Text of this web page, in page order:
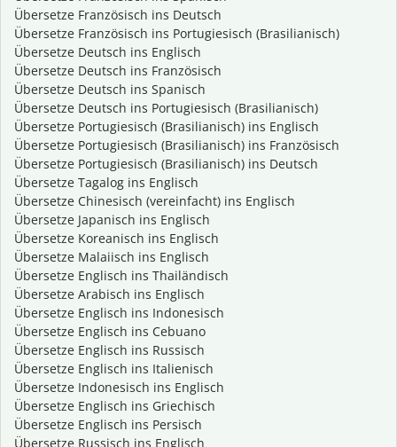
Übersetze Französisch ins Deutsch
Übersetze Französisch ins Portugiesisch (Brasilianisch)
Übersetze Deutsch ins Englisch
Übersetze Deutsch ins Französisch
Übersetze Deutsch ins Spanisch
Übersetze Deutsch ins Portugiesisch (Brasilianisch)
Übersetze Portugiesisch (Brasilianisch) ins Englisch
Übersetze Portugiesisch (Brasilianisch) ins Französisch
Übersetze Portugiesisch (Brasilianisch) ins Deutsch
Übersetze Tagalog ins Englisch
Übersetze Chinesisch (vereinfacht) ins Englisch
Übersetze Japanisch ins Englisch
Übersetze Koreanisch ins Englisch
Übersetze Malaiisch ins Englisch
Übersetze Englisch ins Thailändisch
Übersetze Arabisch ins Englisch
Übersetze Englisch ins Indonesisch
Übersetze Englisch ins Cebuano
Übersetze Englisch ins Russisch
Übersetze Englisch ins Italienisch
Übersetze Indonesisch ins Englisch
Übersetze Englisch ins Griechisch
Übersetze Englisch ins Persisch
Übersetze Russisch ins Englisch